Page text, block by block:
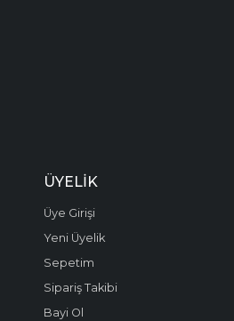
ÜYELIK
Üye Girişi
Yeni Üyelik
Sepetim
Sipariş Takibi
Bayi Ol